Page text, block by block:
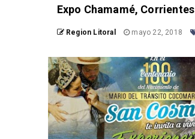
Expo Chamamé, Corrientes
Region Litoral mayo 22, 2018